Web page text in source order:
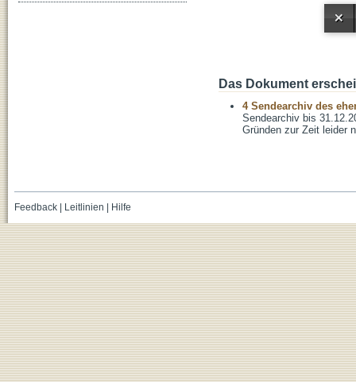
Das Dokument
4 Sendearchiv des
Sendearchiv bis
Gründen zur Zeit leider
Feedback| Leitlinien Hilfe